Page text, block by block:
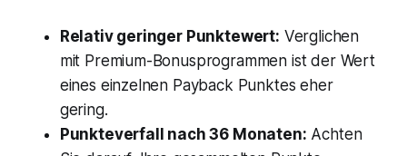
Relativ geringer Punktewert: Verglichen
mit Premium-Bonusprogrammen ist der Wert
eines einzelnen Payback Punktes eher
gering.
Punkteverfall nach 36 Monaten: Achten